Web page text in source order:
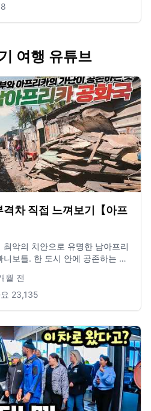
는 또떠남
여행 유튜브
차 직접 느껴보기【아프
악의 치안으로 유명한 남아프리
보틀. 한 도시 안에 공존하는 너
카메라 DJI Action5
Insta360 X5 ----------------
watch?
UXg&start_radio=1
video/vQbWG77MMu0/edit
월 전
23,135